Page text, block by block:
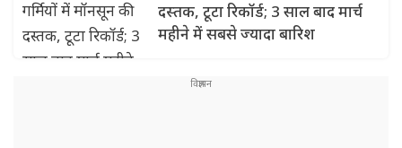
दस्तक, टूटा रिकॉर्ड; 3 साल बाद मार्च
महीने में सबसे ज्यादा बारिश